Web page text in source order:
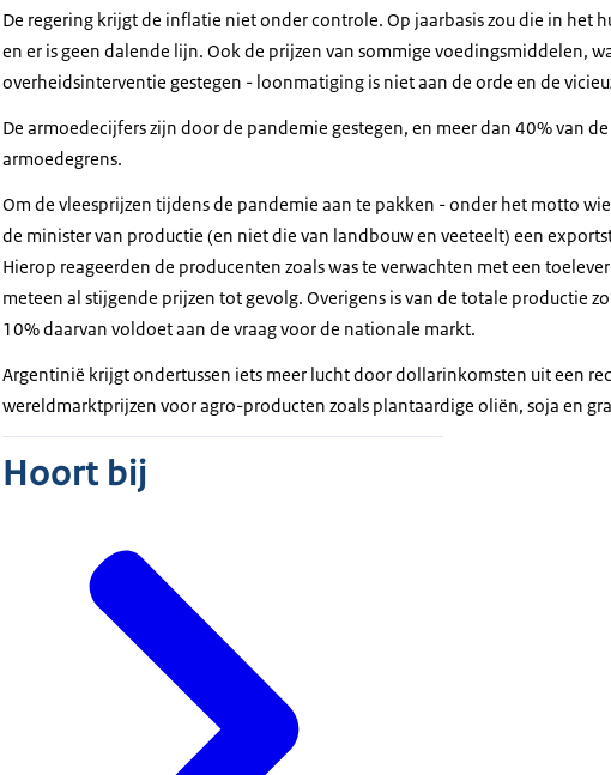
De regering krijgt de inflatie niet onder controle. Op jaarbasis zou die in het
en er is geen dalende lijn. Ook de prijzen van sommige voedingsmiddelen,
overheidsinterventie gestegen - loonmatiging is niet aan de orde en de
De armoedecijfers zijn door de pandemie gestegen, en meer dan 40% van
armoedegrens.
Om de vleesprijzen tijdens de pandemie aan te pakken - onder het motto
de minister van productie (en niet die van landbouw en veeteelt) een
Hierop reageerden de producenten zoals was te verwachten met een
meteen al stijgende prijzen tot gevolg. Overigens is van de totale productie
10% daarvan voldoet aan de vraag voor de nationale markt.
Argentinië krijgt ondertussen iets meer lucht door dollarinkomsten uit een
wereldmarktprijzen voor agro-producten zoals plantaardige oliën, soja en
Hoort bij